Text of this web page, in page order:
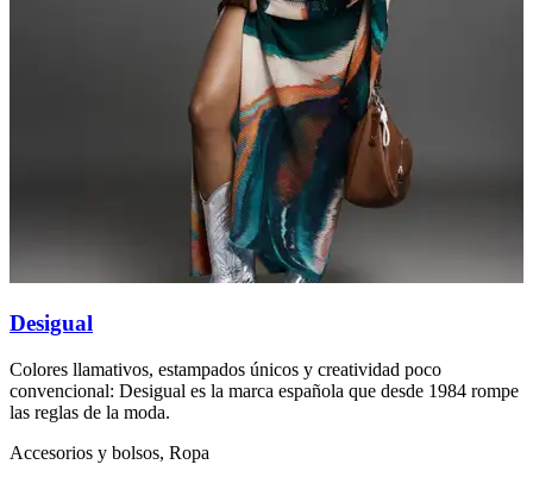
Desigual
Colores llamativos, estampados únicos y creatividad poco
convencional: Desigual es la marca española que desde 1984 rompe
las reglas de la moda.
Accesorios y bolsos, Ropa